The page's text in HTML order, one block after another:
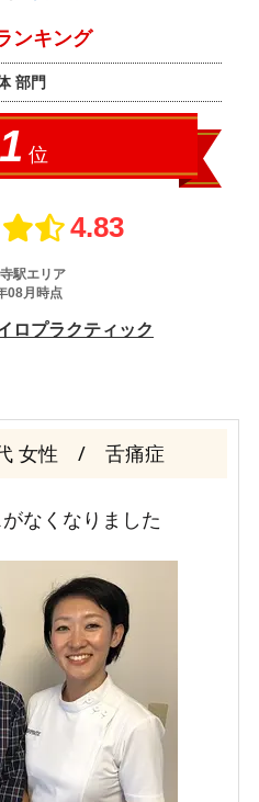
女性 / 舌痛症
なくなりました